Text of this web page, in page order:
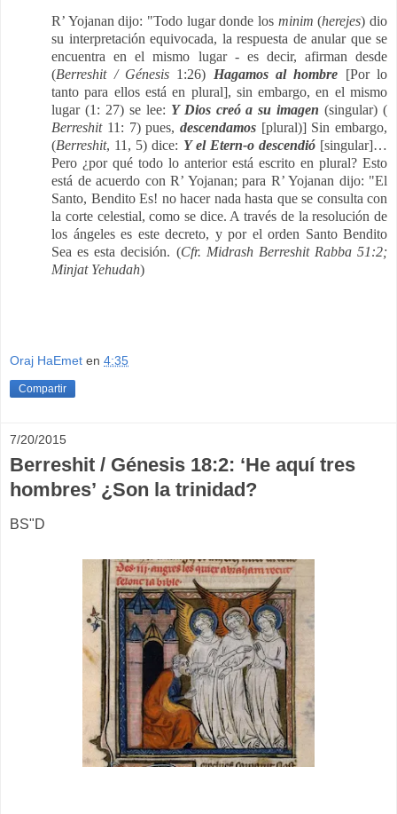
R’ Yojanan dijo: "Todo lugar donde los minim (herejes) dio
su interpretación equivocada, la respuesta de anular que se
encuentra en el mismo lugar - es decir, afirman desde
(Berreshit / Génesis1:26) Hagamos al hombre [Por lo
tanto para ellos está en plural], sin embargo, en el mismo
lugar (1: 27) se lee: Y Dios creó a su imagen (singular) (
Berreshit 11: 7) pues, descendamos[plural)] Sin embargo,
(Berreshit, 11, 5) dice: Y el Etern-o descendió[singular]…
Pero ¿por qué todo lo anterior está escrito en plural? Esto
está de acuerdo con R’ Yojanan; para R’ Yojanan dijo: "El
Santo, Bendito Es! no hacer nada hasta que se consulta con
la corte celestial, como se dice. A través de la resolución de
los ángeles es este decreto, y por el orden Santo Bendito
Sea es esta decisión. (Cfr. Midrash Berreshit Rabba 51:2;
Minjat Yehudah)
Oraj HaEmet en 4:35
Compartir
7/20/2015
Berreshit / Génesis 18:2: ‘He aquí tres
hombres’ ¿Son la trinidad?
BS"D